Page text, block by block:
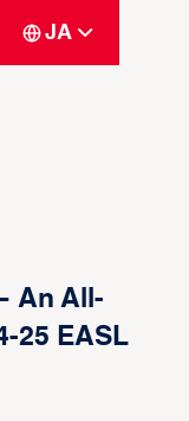
JA
An All-
25 EASL